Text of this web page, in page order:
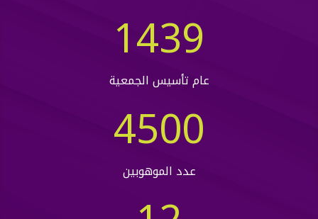
1439
عام تأسيس الجمعية
4500
عدد الموهوبين